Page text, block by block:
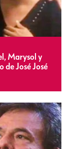
Marysol y
José José